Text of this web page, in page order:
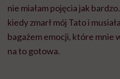
nie miałam pojęcia jak
kiedy zmarł mój Tato i
bagażem emocji, które mnie
na to gotowa.